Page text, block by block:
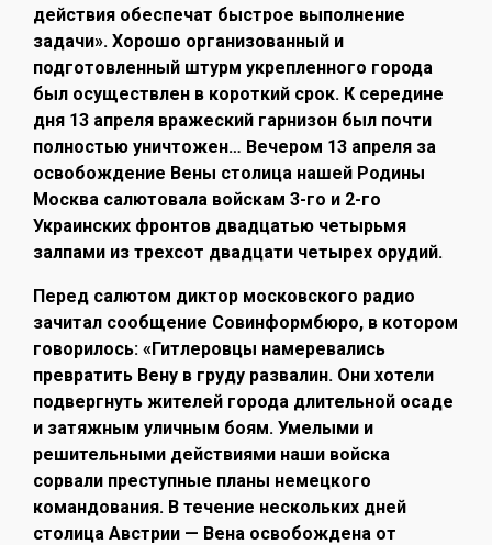
действия обеспечат быстрое выполнение
задачи». Хорошо организованный и
подготовленный штурм укрепленного города
был осуществлен в короткий срок. К середине
дня 13 апреля вражеский гарнизон был почти
полностью уничтожен… Вечером 13 апреля за
освобождение Вены столица нашей Родины
Москва салютовала войскам 3-го и 2-го
Украинских фронтов двадцатью четырьмя
залпами из трехсот двадцати четырех орудий.
Перед салютом диктор московского радио
зачитал сообщение Совинформбюро, в котором
говорилось: «Гитлеровцы намеревались
превратить Вену в груду развалин. Они хотели
подвергнуть жителей города длительной осаде
и затяжным уличным боям. Умелыми и
решительными действиями наши войска
сорвали преступные планы немецкого
командования. В течение нескольких дней
столица Австрии — Вена освобождена от